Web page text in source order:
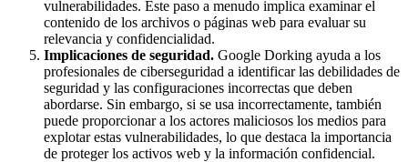
vulnerabilidades. Este paso a menudo implica examinar el
contenido de los archivos o páginas web para evaluar su
relevancia y confidencialidad.
Implicaciones de seguridad. Google Dorking ayuda a los
profesionales de ciberseguridad a identificar las debilidades de
seguridad y las configuraciones incorrectas que deben
abordarse. Sin embargo, si se usa incorrectamente, también
puede proporcionar a los actores maliciosos los medios para
explotar estas vulnerabilidades, lo que destaca la importancia
de proteger los activos web y la información confidencial.